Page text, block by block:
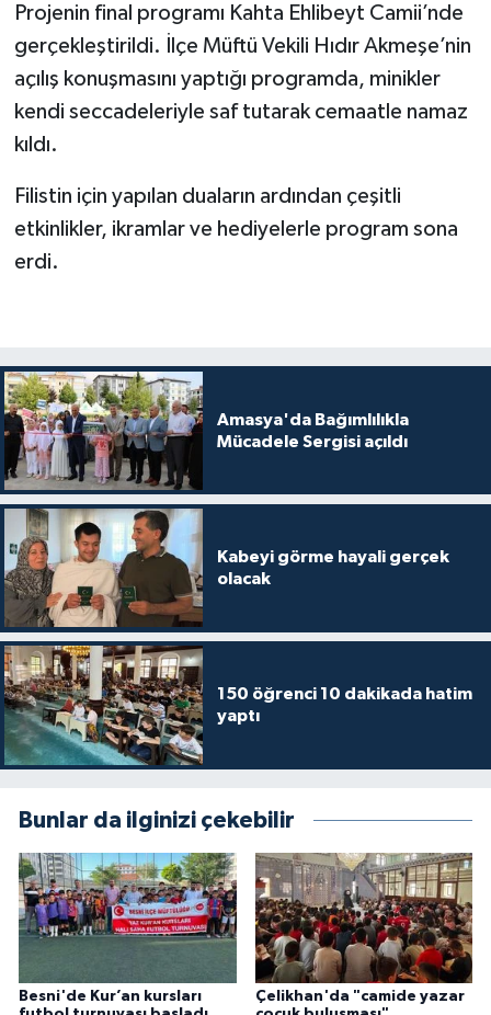
Projenin final programı Kahta Ehlibeyt Camii’nde
gerçekleştirildi. İlçe Müftü Vekili Hıdır Akmeşe’nin
açılış konuşmasını yaptığı programda, minikler
kendi seccadeleriyle saf tutarak cemaatle namaz
kıldı.
Filistin için yapılan duaların ardından çeşitli
etkinlikler, ikramlar ve hediyelerle program sona
erdi.
Amasya'da Bağımlılıkla
Mücadele Sergisi açıldı
Kabeyi görme hayali gerçek
olacak
150 öğrenci 10 dakikada hatim
yaptı
Bunlar da ilginizi çekebilir
Besni'de Kur’an kursları
Çelikhan'da "camide yazar
Diyarbakır Müftülüğü
Düzce Müftülüğü
Elazığ Müftülüğü
Eskişehir Müftülüğü
Gaziantep Müftülüğü
Giresun Müftülüğü
Gümüşhane Müftülüğü
Hakkari Müftülüğü
Hatay Müftülüğü
Iğdır Müftülüğü
Isparta Müftülüğü
İstanbul Müftülüğü
İzmir Müftülüğü
Kahramanmaraş Müftülüğü
Karabük Müftülüğü
İhtida Haberleri